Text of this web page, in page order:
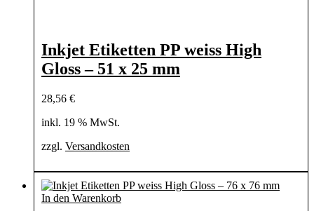
Inkjet Etiketten PP weiss High
Gloss – 51 x 25 mm
28,56 €
inkl. 19 % MwSt.
zzgl. Versandkosten
In den Warenkorb